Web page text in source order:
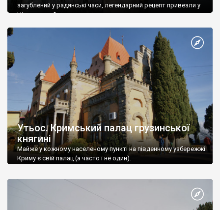
загублений у радянські часи, легендарний рецепт привезли у
Ніжин греки?
Утьос. Кримський палац грузинської
княгині
Майже у кожному населеному пункті на південному узбережжі
Криму є свій палац (а часто і не один).